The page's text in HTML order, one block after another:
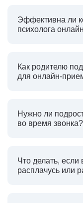
Эффективна ли
психолога
Как родителю
для онлайн-
Нужно ли
во время звонка?
Что делать, если
расплачусь или